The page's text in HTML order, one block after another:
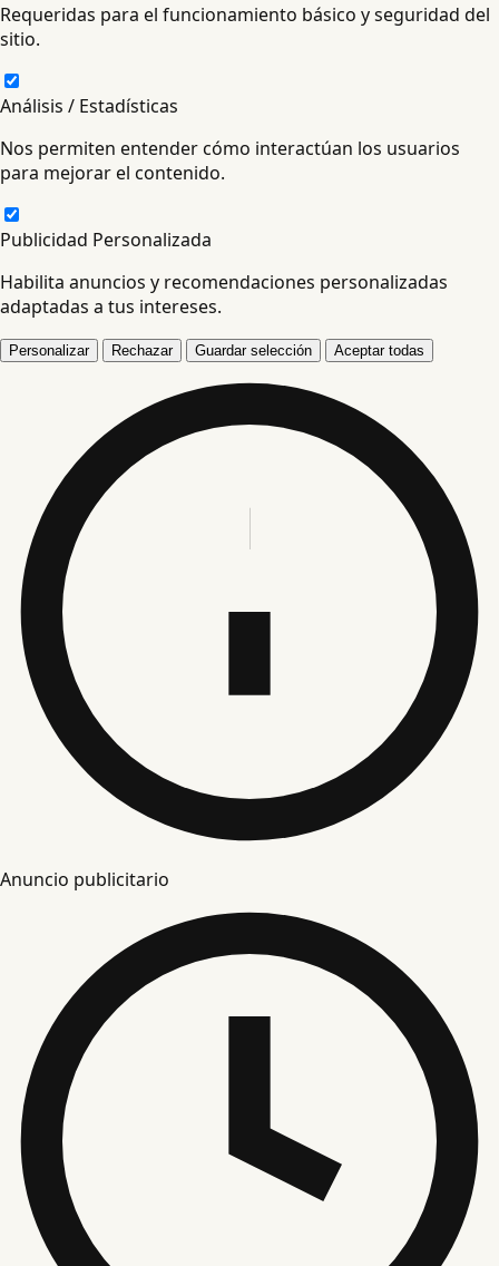
Requeridas para el funcionamiento básico y seguridad del
sitio.
Análisis / Estadísticas
Nos permiten entender cómo interactúan los usuarios
para mejorar el contenido.
Publicidad Personalizada
Habilita anuncios y recomendaciones personalizadas
adaptadas a tus intereses.
Personalizar Rechazar Guardar selección Aceptar todas
Anuncio publicitario